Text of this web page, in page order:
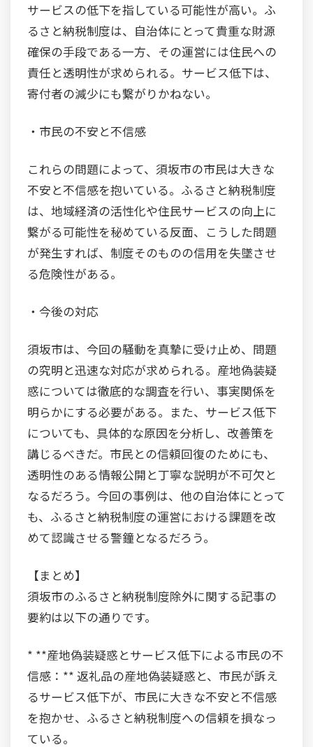
サービスの低下を指している可能性が高い。ふ
るさと納税制度は、自治体にとって貴重な財源
確保の手段である一方、その運営には住民への
責任と透明性が求められる。サービス低下は、
寄付者の減少にも繋がりかねない。
・市民の不安と不信感
これらの問題によって、須坂市の市民は大きな
不安と不信感を抱いている。ふるさと納税制度
は、地域経済の活性化や住民サービスの向上に
繋がる可能性を秘めている反面、こうした問題
が発生すれば、制度そのものの信用を失墜させ
る危険性がある。
・今後の対応
須坂市は、今回の騒動を真摯に受け止め、問題
の究明と迅速な対応が求められる。産地偽装疑
惑については徹底的な調査を行い、事実関係を
明らかにする必要がある。また、サービス低下
についても、具体的な原因を分析し、改善策を
講じるべきだ。市民との信頼回復のためにも、
透明性のある情報公開と丁寧な説明が不可欠と
なるだろう。今回の事例は、他の自治体にとって
も、ふるさと納税制度の運営における課題を改
めて認識させる警鐘となるだろう。
【まとめ】
須坂市のふるさと納税制度除外に関する記事の
要約は以下の通りです。
* **産地偽装疑惑とサービス低下による市民の不
信感：** 返礼品の産地偽装疑惑と、市民が訴え
るサービス低下が、市民に大きな不安と不信感
を抱かせ、ふるさと納税制度への信頼を損なっ
ている。